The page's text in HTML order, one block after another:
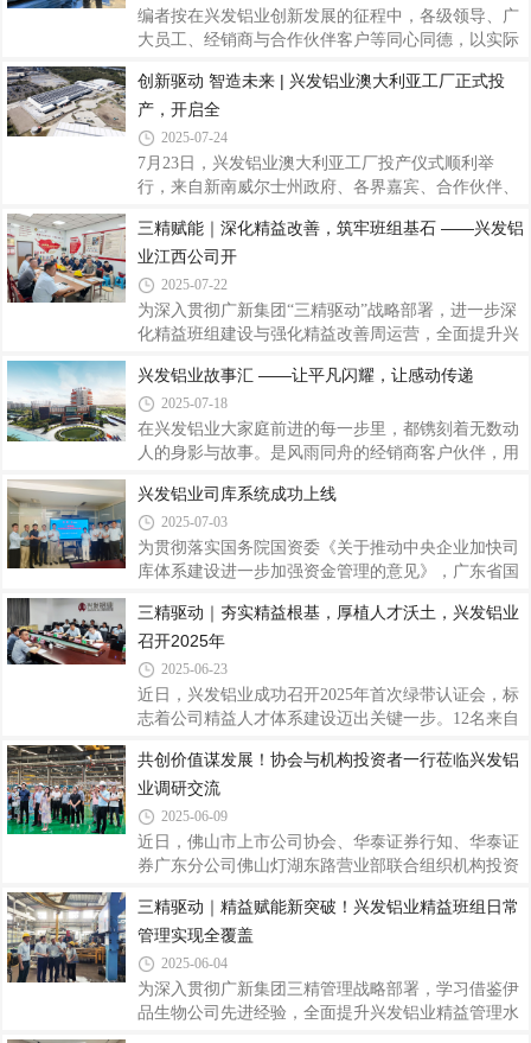
机率下降2.煲模工序质量问题（碰崩、压烂、冲洗不
干净）影响抛光质量3.返修/修模质量不理想，导致多
化、把模具质量做到预期2.监督各工序的模具质量，
达到预期才能流向下工序3.每天把不合格原因
编者按在兴发铝业创新发展的征程中，各级领导、广
大员工、经销商与合作伙伴客户等同心同德，以实际
神，为公司高质量发展注入了澎湃动力。在此过程
中，涌现出无数立足平凡岗位、创造不凡价值的感人
故事和闪耀榜样。为凝聚奋斗力量，弘扬企业文化，
现推出“兴发铝业故事汇”系列报道，刊载部分先进个
人与团队故事，共同书写兴发铝业记忆，传递温暖光
业开创更美好的未来汇聚磅礴力量。兴发铝业子公司
生产副总经理徐洪刚，一名中共党员，也是一
创新驱动 智造未来 | 兴发铝业澳大利亚工厂正式投
产，开启全
2025-07-24
7月23日，兴发铝业澳大利亚工厂投产仪式顺利举
行，来自新南威尔士州政府、各界嘉宾、合作伙伴、
同见证这一重要时刻，这是兴发铝业在全球化战略布
局上迈出的坚实一步，为公司全球发展蓝图绘就了浓
墨重彩的一笔，对于提升公司国际影响力、深化国际
合作具有重要里程碑意义。兴发铝业澳大利亚工厂位
于新南威尔士州托马戈，厂区总面积26522平方米，
2万吨，专注于新型高端铝型材产品的应用和推广，
严格执行工业基础、智能制造、绿色制造等重点领域
三精赋能｜深化精益改善，筑牢班组基石 ——兴发铝
业江西公司开
2025-07-22
为深入贯彻广新集团“三精驱动”战略部署，进一步深
化精益班组建设与强化精益改善周运营，全面提升兴
目分管领导刘允棠、广新集团运营管理部副总监黄进
扬，联合前往兴发铝业江西公司进行精益班组与改善
周考察赋能。一、强化改善周运营，以精准突破促精
细管理7月7日，江西公司6月份两项改善周项目总结
棠、广新集团运营管理部副总监黄进扬及江西公司生
产副总颜新桥莅临指导，为深化精益管理、强化改善
成效与加速人才培养锚定方向。各车间精益员
兴发铝业故事汇 ——让平凡闪耀，让感动传递
2025-07-18
在兴发铝业大家庭前进的每一步里，都镌刻着无数动
人的身影与故事。是风雨同舟的经销商客户伙伴，用
用汗水与匠心铸就品质；是身边那些默默付出的同
事，用点滴善举温暖人心；是每一个在平凡岗位上，
绽放出不平凡光芒的你……这些故事，这些感动，值
得被更多人看见！兴发铝业故事汇这是一个专属于您
地邀请您，拿起笔，举起镜头，说出您心底那份与兴
发铝业相连的感动与力量！一、你的故事，我们想听
无论您是个人或是团队，只要您的故事与兴发铝
兴发铝业司库系统成功上线
2025-07-03
为贯彻落实国务院国资委《关于推动中央企业加快司
库体系建设进一步加强资金管理的意见》，广东省国
见》，积极响应广新集团对兴发铝业司库系统的建设
要求，兴发铝业结合公司资金管理业务特点，在项目
组和相关业务部门三个月的通力协作与努力下，于近
期成功上线司库系统，标志着公司资金管理数字化建
设取得突破性进展。▲系统上线启动会“专项工作
字化变革推进委员会的指引下，公司成立了以党委书
记、董事长王立为组长，党委委员、财务总监郑建华
三精驱动｜夯实精益根基，厚植人才沃土，兴发铝业
召开2025年
2025-06-23
近日，兴发铝业成功召开2025年首次绿带认证会，标
志着公司精益人才体系建设迈出关键一步。12名来自
分管领导刘允棠和广新运营管理部副总监黄进扬参与
评审，为深化精益管理、强化精益改善与加速人才培
养擘画蓝图、指明方向。▲兴发铝业2025年首次绿带
认证会现场里程碑时刻：精益人才认证正式启航本次
绿带认证会是兴发铝业首届精益绿带人才认证活动，
筛选，12名来自生产、工艺、设备等关键岗位的精益
骨干，围绕各自主导的改善周项目进行了精彩
共创价值谋发展！协会与机构投资者一行莅临兴发铝
业调研交流
2025-06-09
近日，佛山市上市公司协会、华泰证券行知、华泰证
券广东分公司佛山灯湖东路营业部联合组织机构投资
（00098.HK），通过参观兴发铝业博物馆、数字化工
厂以及座谈交流等方式，深入了解兴发铝业的发展现
状、战略布局与未来规划。兴发铝业副总经理杨桦、
办公室主任罗国球等代表出席了活动，在深度探访之
旅中有效增进了彼此之间的沟通互信，共探价值共
三精驱动｜精益赋能新突破！兴发铝业精益班组日常
管理实现全覆盖
2025-06-04
为深入贯彻广新集团三精管理战略部署，学习借鉴伊
品生物公司先进经验，全面提升兴发铝业精益管理水